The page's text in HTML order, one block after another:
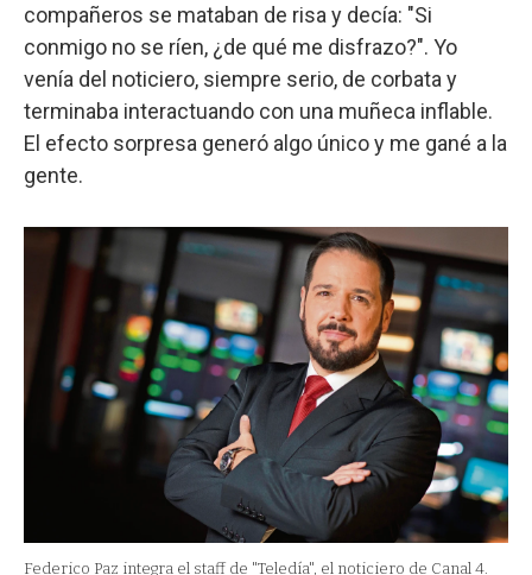
compañeros se mataban de risa y decía: "Si
conmigo no se ríen, ¿de qué me disfrazo?". Yo
venía del noticiero, siempre serio, de corbata y
terminaba interactuando con una muñeca inflable.
El efecto sorpresa generó algo único y me gané a la
gente.
Federico Paz integra el staff de "Teledía", el noticiero de Canal 4.